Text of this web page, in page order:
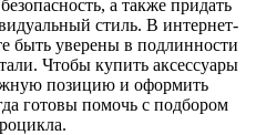
а также придать
стиль. В интернет-
быть уверены в подлинности
Чтобы купить аксессуары
позицию и оформить
готовы помочь с подбором